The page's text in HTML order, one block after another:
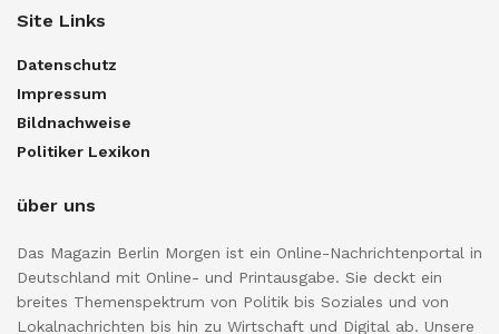
Site Links
Datenschutz
Impressum
Bildnachweise
Politiker Lexikon
über uns
Das Magazin Berlin Morgen ist ein Online-Nachrichtenportal in
Deutschland mit Online- und Printausgabe. Sie deckt ein
breites Themenspektrum von Politik bis Soziales und von
Lokalnachrichten bis hin zu Wirtschaft und Digital ab. Unsere